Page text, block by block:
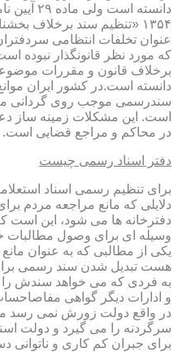
دانسته
۱۳۵۴ «تنظیم سند برخلاف
عنوان تخلفات انتظامی
که مورد نظر قانونگذار نبوده
برخلاف قانون و مقررات
دانسته است.در کشور ایران
سندرسمی موجب روی گردانی
است. این مشکلات زمینه ساز
در محاکم و مراجع قضایی است.
دفتر اسناد رسمی چیست
برای تنظیم رسمی اسناد
دلایلی که مانع مراجعه مردم
دفترخانه ها می شود، این است
وسیله ای برای وصول مطالبات
یکی از مطالبی که به عنوان
هست تبدیل شدن سند رسمی
به فردی که می خواهد سندش را
و ادارات دیگر گواهی
در واقع دولت زورش نمی رسد
سرگردنه را می گیرد و دولت
برای جبران کم کاری و ناتوانی